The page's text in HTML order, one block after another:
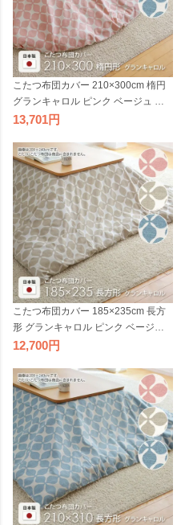
こたつ布団カバー 210×300cm 楕円
グランキャロル ピンク ベージュ ア
クア 水色 だ円 オーバル コットン 綿
タツ布団カバー 北欧 国産 おしゃれ
日本製 ※布団別売
13,701
こたつ布団カバー 185×235cm 長方
形 グランキャロル ピンク ベージュ
アクア 水色 角形 コットン 綿100％
団カバー 北欧 国産 おしゃれ 日本製
※布団別売
12,700